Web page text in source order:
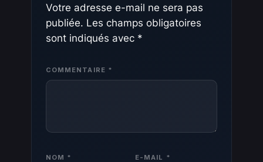
Votre adresse e-mail ne sera pas
publiée. Les champs obligatoires
sont indiqués avec *
COMMENTAIRE *
NOM * E-MAIL *